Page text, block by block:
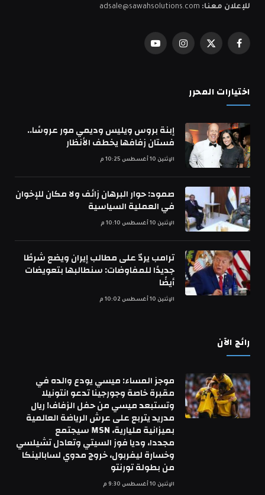
للإعلان معنا: adsale@sawahsolutions.com
فيسبوكX
الانستغراميوتيوب
اختيارات المحرر
إبنة بروس ويليس وديمي مور عروسًا..
فستان زفافها يخطف الأنظار
الإثنين 10 أغسطس 10:25 م
صمود: حوار البرهان زائف ولا مكان للإخوان
في العملية السياسية
الإثنين 10 أغسطس 10:10 م
ترامب يردّ على مطالب إيران ويضع شرطًا
جديدًا للمفاوضات: سنطالبها بتعويضات
أيضًا
الإثنين 10 أغسطس 10:02 م
رائج الآن
موجز المساء: ميسي يودع والده في
مقبرة خاصة وجورجينا تدعو انتونيلا
وتستبعد ميسي من حفل الزفاف! ريال
مدريد يتربع على عرش الرياضة العالمية
بميزانية مليارية، MSN سيجتمع
مجددا، وديا فوز السيتي وتعادل تشيلسي
وخسارة ليفربول، خروج مدوي لسابالينكا
من بطولة تورنتو
الإثنين 10 أغسطس 9:30 م